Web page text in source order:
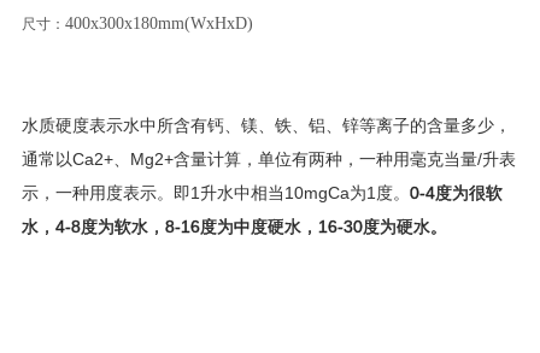
尺寸： 400x300x180mm(WxHxD)
水质硬度表示水中所含有钙、镁、铁、铝、锌等离子的含量多少，
通常以Ca2+、Mg2+含量计算，单位有两种，一种用毫克当量/升表
示，一种用度表示。即1升水中相当10mgCa为1度。 0-4度为很软
水，4-8度为软水，8-16度为中度硬水，16-30度为硬水。